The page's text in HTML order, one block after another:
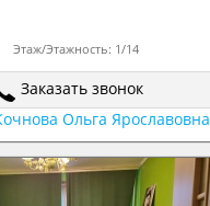
Этаж/Этажность: 1/14
Заказать звонок
Ольга Ярославовна